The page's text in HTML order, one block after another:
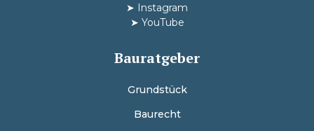
➤ Instagram
➤ YouTube
Bauratgeber
Grundstück
Baurecht